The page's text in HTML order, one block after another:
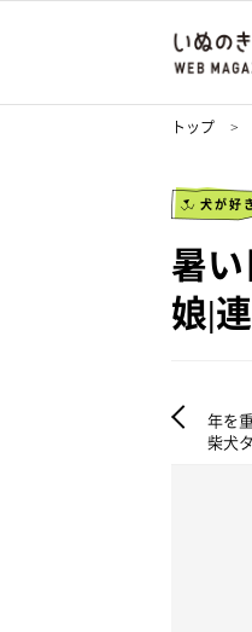
トップ
犬が好
暑
娘|
年を
柴犬